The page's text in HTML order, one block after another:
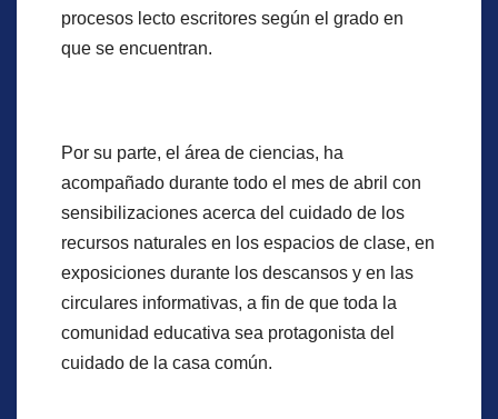
procesos lecto escritores según el grado en
que se encuentran.
Por su parte, el área de ciencias, ha
acompañado durante todo el mes de abril con
sensibilizaciones acerca del cuidado de los
recursos naturales en los espacios de clase, en
exposiciones durante los descansos y en las
circulares informativas, a fin de que toda la
comunidad educativa sea protagonista del
cuidado de la casa común.